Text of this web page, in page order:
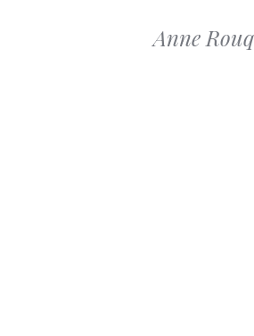
Anne